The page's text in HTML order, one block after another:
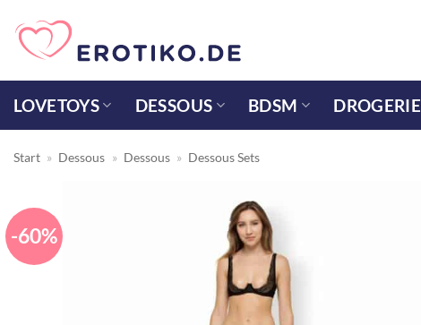
Inhalt
springen
LOVETOYS DESSOUS BDSM DROGERIE
Start » Dessous » Dessous » Dessous Sets
-60%